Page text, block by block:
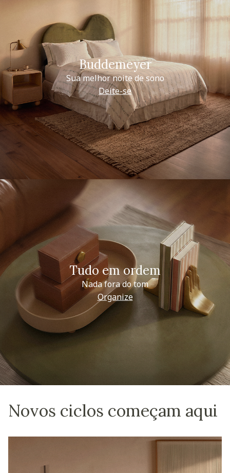
Buddemeyer
Sua melhor noite de sono
Deite-se
Tudo em ordem
Nada fora do tom
Organize
Novos ciclos começam aqui